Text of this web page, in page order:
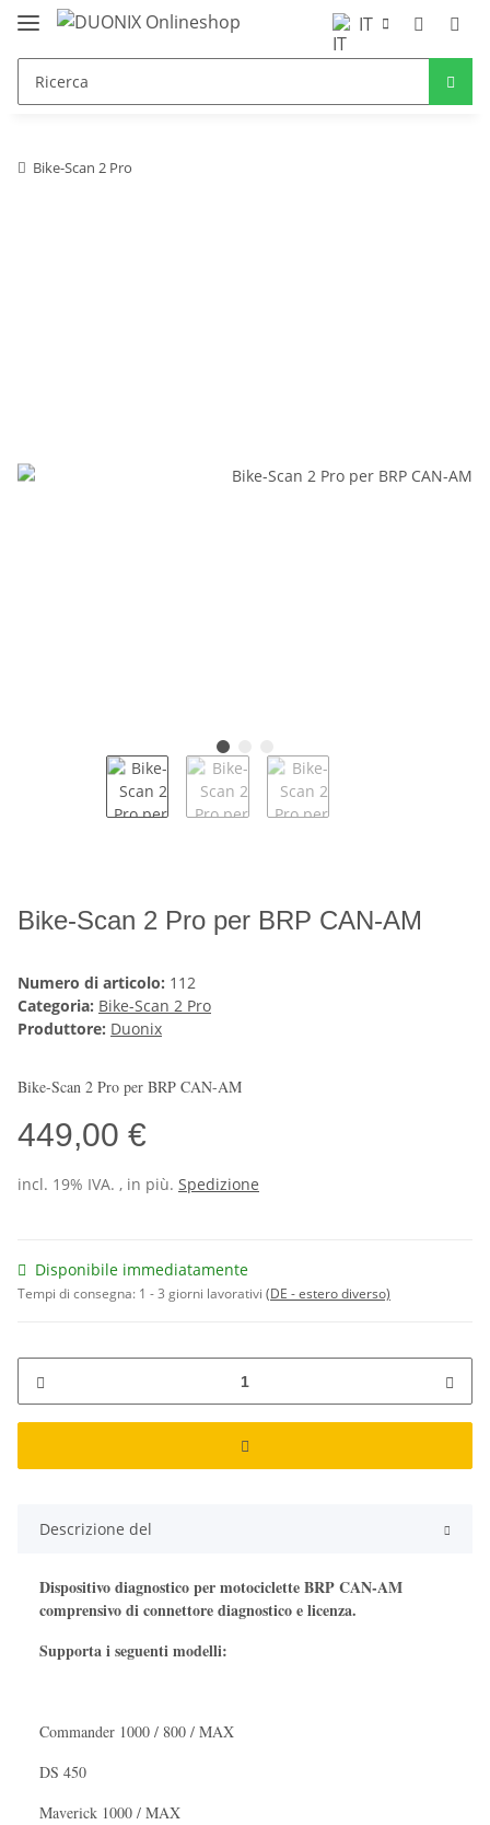
IT
Bike-Scan 2 Pro
Bike-Scan 2 Pro per BRP CAN-AM
Numero di articolo: 112
Categoria: Bike-Scan 2 Pro
Produttore: Duonix
Bike-Scan 2 Pro per BRP CAN-AM
449,00 €
incl. 19% IVA. , in più. Spedizione
Disponibile immediatamente
Tempi di consegna: 1 - 3 giorni lavorativi (DE - estero diverso)
Descrizione del
Dispositivo diagnostico per motociclette BRP CAN-AM
comprensivo di connettore diagnostico e licenza.
Supporta i seguenti modelli:
Commander 1000 / 800 / MAX
DS 450
Maverick 1000 / MAX